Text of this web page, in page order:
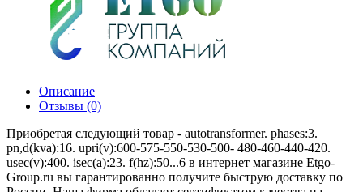
Описание
Отзывы (0)
Приобретая следующий товар - autotransformer. phases:3.
pn,d(kva):16. upri(v):600-575-550-530-500- 480-460-440-420.
usec(v):400. isec(a):23. f(hz):50...6 в интернет магазине Etgo-
Group.ru вы гарантированно получите быструю доставку по